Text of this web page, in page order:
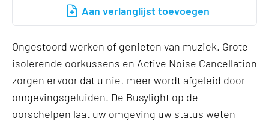
Aan verlanglijst toevoegen
Ongestoord werken of genieten van muziek. Grote
isolerende oorkussens en Active Noise Cancellation
zorgen ervoor dat u niet meer wordt afgeleid door
omgevingsgeluiden. De Busylight op de
oorschelpen laat uw omgeving uw status weten